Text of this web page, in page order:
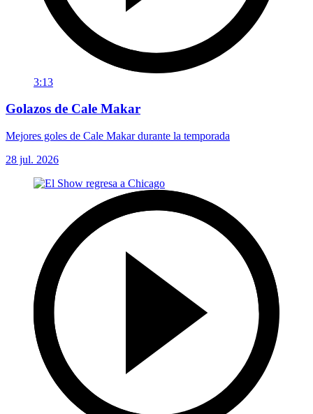
3:13
Golazos de Cale Makar
Mejores goles de Cale Makar durante la temporada
28 jul. 2026